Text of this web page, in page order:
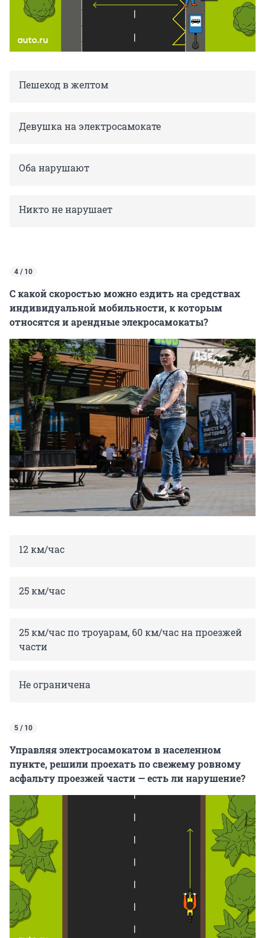
Пешеход в желтом
Девушка на электросамокате
Оба нарушают
Никто не нарушает
4 / 10
С какой скоростью можно ездить на средствах
индивидуальной мобильности, к которым
относятся и арендные элекросамокаты?
12 км/час
25 км/час
25 км/час по троуарам, 60 км/час на проезжей
части
Не ограничена
5 / 10
Управляя электросамокатом в населенном
пункте, решили проехать по свежему ровному
асфальту проезжей части — есть ли нарушение?